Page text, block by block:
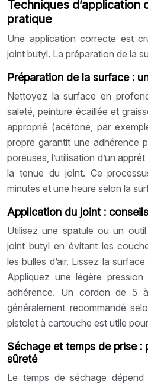
Techniques d’application
pratique
Une application correcte est
joint butyl. La préparation de la
Préparation de la surface :
Nettoyez la surface en
saleté, peinture écaillée et
approprié (acétone, par
propre garantit une adhérence
poreuses, l’utilisation d’un
la tenue du joint. Ce
minutes et une heure selon la
Application du joint :
Utilisez une spatule ou un
joint butyl en évitant les
les bulles d’air. Lissez la
Appliquez une légère
adhérence. Un cordon de 5
généralement recommandé
pistolet à cartouche est utile
Séchage et temps de prise :
sûreté
Le temps de séchage